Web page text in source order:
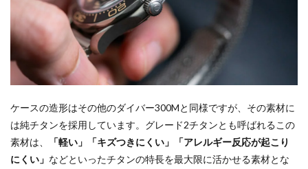
ケースの造形はその他のダイバー300Mと同様ですが、その素材に
は純チタンを採用しています。グレード2チタンとも呼ばれるこの
素材は、
「軽い」「キズつきにくい」「アレルギー反応が起こり
にくい」 などといったチタンの特長を最大限に活かせる素材とな